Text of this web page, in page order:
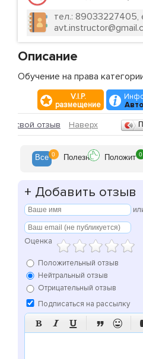
тел.: 89033227405,
Описание
Обучение на права
V.I.P.
размещение
Отзывы
свой отзыв Наверх
Все 0 Полезн Положит 0
+ Добавить отзыв
Оценка
Положительный отзыв
Нейтральный отзыв
Отрицательный отзыв
Подписаться на рассылку
    